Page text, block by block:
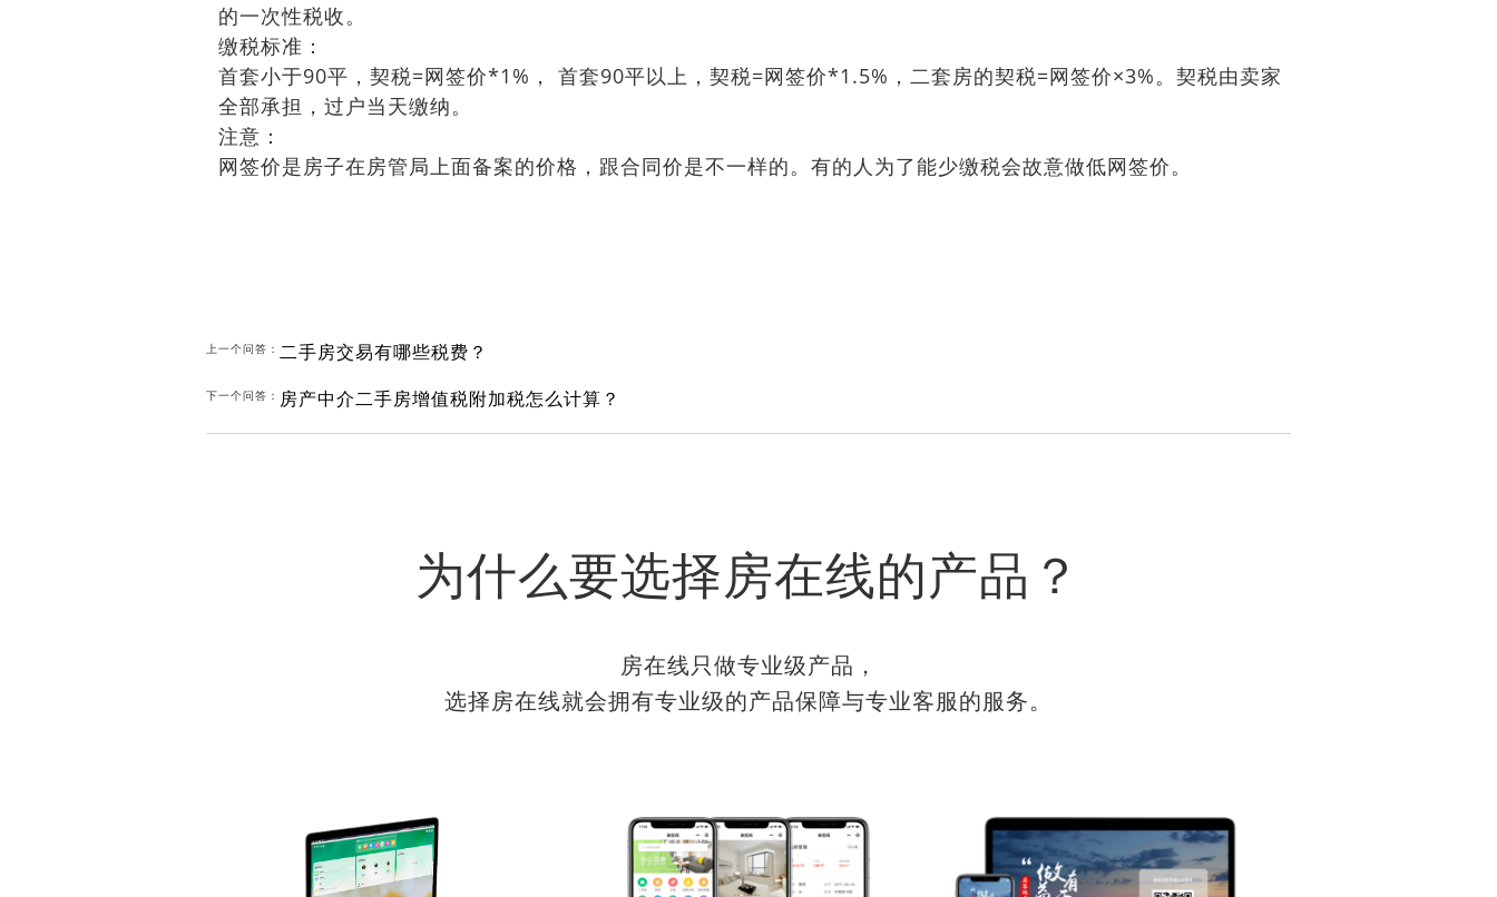
的一次性税收。
缴税标准：
首套小于90平，契税=网签价*1%， 首套90平以上，契税=网签价*1.5%，二套房的契税=网签价×3%。契税由卖家
全部承担，过户当天缴纳。
注意：
网签价是房子在房管局上面备案的价格，跟合同价是不一样的。有的人为了能少缴税会故意做低网签价。
上一个问答： 二手房交易有哪些税费？
下一个问答： 房产中介二手房增值税附加税怎么计算？
为什么要选择房在线的产品？
房在线只做专业级产品，
选择房在线就会拥有专业级的产品保障与专业客服的服务。